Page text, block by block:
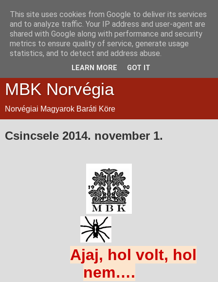
MBK Norvégia
Norvégiai Magyarok Baráti Köre
Csincsele 2014. november 1.
Ajaj, hol volt, hol
nem….
This site uses cookies from Google to deliver its services
and to analyze traffic. Your IP address and user-agent are
shared with Google along with performance and security
metrics to ensure quality of service, generate usage
statistics, and to detect and address abuse.
LEARN MORE GOT IT